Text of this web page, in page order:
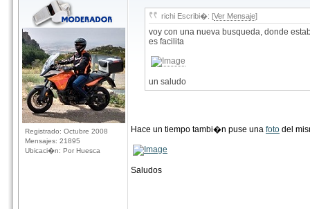
Registrado: Octubre 2008
Mensajes: 21895
Ubicaci�n: Por Huesca
richi Escribi�: [Ver Mensaje]
voy con una nueva busqueda, donde
es facilita
un saludo
Hace un tiempo tambi�n puse una foto del
Saludos